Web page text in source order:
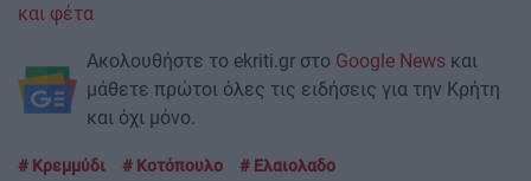
και φέτα
Ακολουθήστε το ekriti.gr στο Google News και
μάθετε πρώτοι όλες τις ειδήσεις για την Κρήτη
και όχι μόνο.
Κρεμμύδι Κοτόπουλο Ελαιολαδο